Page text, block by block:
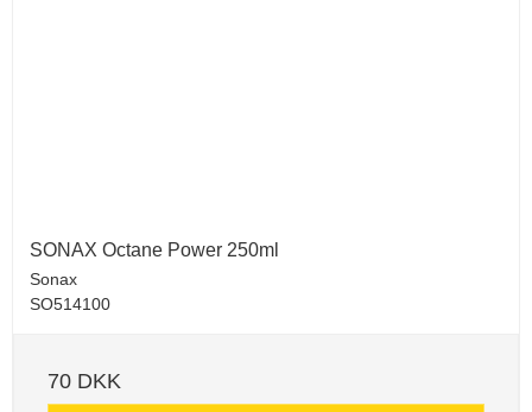
SONAX Octane Power 250ml
Sonax
SO514100
70 DKK